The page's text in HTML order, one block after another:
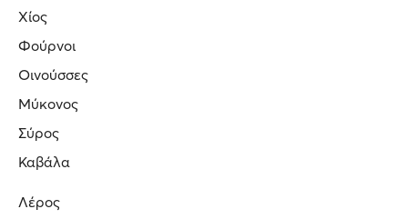
Χίος
Φούρνοι
Οινούσσες
Μύκονος
Σύρος
Καβάλα
Λέρος